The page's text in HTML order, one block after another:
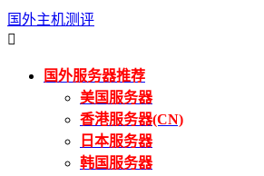
国外主机测评

国外服务器推荐
美国服务器
香港服务器(CN)
日本服务器
韩国服务器